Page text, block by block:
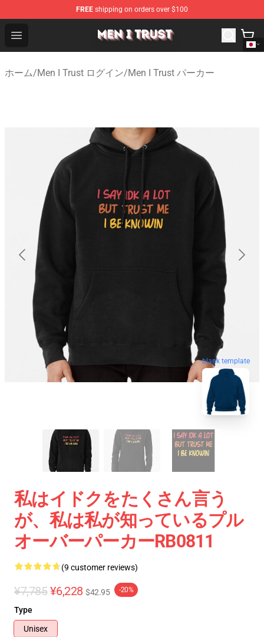
FREE shipping on orders over $100
Open menu
Men I Trust Shop - Official Men I Trust Merchandise Store
ホーム/Men I Trust ログイン/Men I Trust パーカー
blank template
私はイドクをたくさん言う
が、私は私が知っているプル
オーバーパーカーRB0811
(9 customer reviews)
¥7,785 ¥6,228 $42.95 -20%
Type
Unisex